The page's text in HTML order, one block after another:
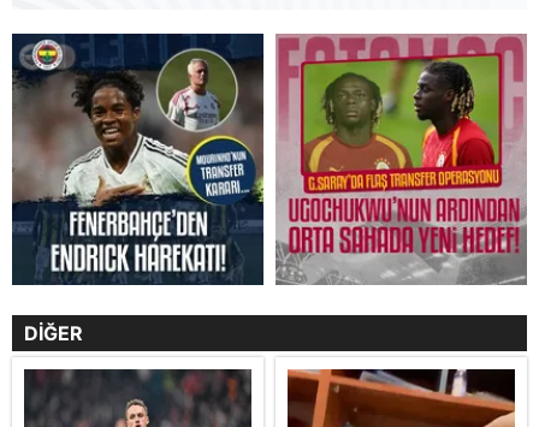
DİĞER